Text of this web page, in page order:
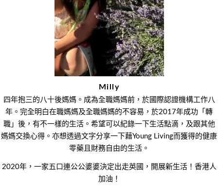
Milly
四年抱三的八十後媽媽。成為全職媽媽前，於國際認證機構工作八
年。完全明白在職媽媽及全職媽媽的不容易，於2017年成功「轉
職」後，有不一樣的生活。希望可以紀錄一下生活點滴，及跟其他
媽媽交換心得。亦想透過文字分享一下藉Young Living而獲得的健康
零藥且財務自由的生活。
2020年，一家五口連公公婆婆決定出走英國，開展新生活！香港人
加油！